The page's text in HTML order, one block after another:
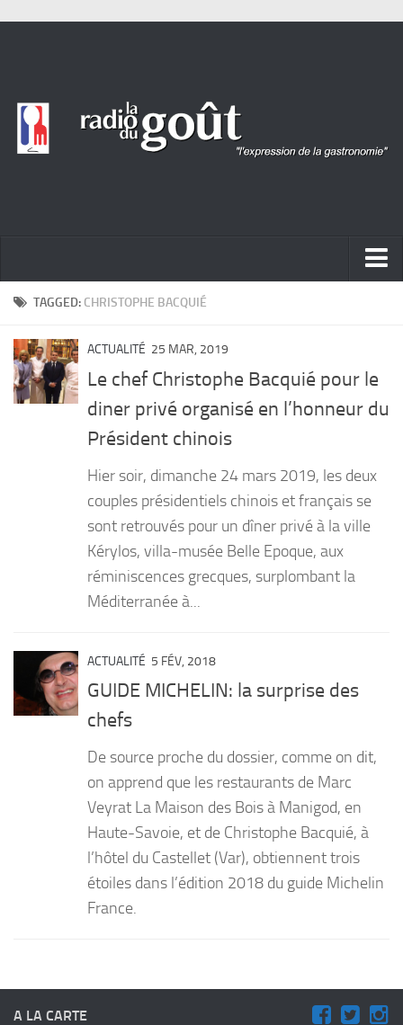
ACTUALITÉ
PORTRAITS
LIVRES
Desserts
TAGGED: CHRISTOPHE BACQUIÉ
ACTUALITÉ 25 MAR, 2019
Le chef Christophe Bacquié pour le
diner privé organisé en l’honneur du
Président chinois
Hier soir, dimanche 24 mars 2019, les deux
couples présidentiels chinois et français se
sont retrouvés pour un dîner privé à la ville
Kérylos, villa-musée Belle Epoque, aux
réminiscences grecques, surplombant la
Méditerranée à...
ACTUALITÉ 5 FÉV, 2018
GUIDE MICHELIN: la surprise des
chefs
De source proche du dossier, comme on dit,
on apprend que les restaurants de Marc
Veyrat La Maison des Bois à Manigod, en
Haute-Savoie, et de Christophe Bacquié, à
l’hôtel du Castellet (Var), obtiennent trois
étoiles dans l’édition 2018 du guide Michelin
France.
A LA CARTE